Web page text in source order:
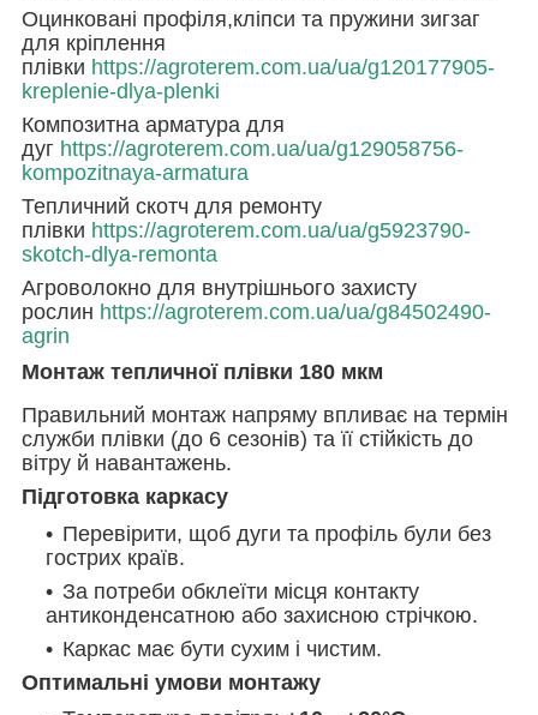
Оцинковані профіля,кліпси та пружини зигзаг
для кріплення
плівки https://agroterem.com.ua/ua/g120177905-
kreplenie-dlya-plenki
Композитна арматура для
дуг https://agroterem.com.ua/ua/g129058756-
kompozitnaya-armatura
Тепличний скотч для ремонту
плівки https://agroterem.com.ua/ua/g5923790-
skotch-dlya-remonta
Агроволокно для внутрішнього захисту
рослин https://agroterem.com.ua/ua/g84502490-
agrin
Монтаж тепличної плівки 180 мкм
Правильний монтаж напряму впливає на термін
служби плівки (до 6 сезонів) та її стійкість до
вітру й навантажень.
Підготовка каркасу
Перевірити, щоб дуги та профіль були без
гострих країв.
За потреби обклеїти місця контакту
антиконденсатною або захисною стрічкою.
Каркас має бути сухим і чистим.
Оптимальні умови монтажу